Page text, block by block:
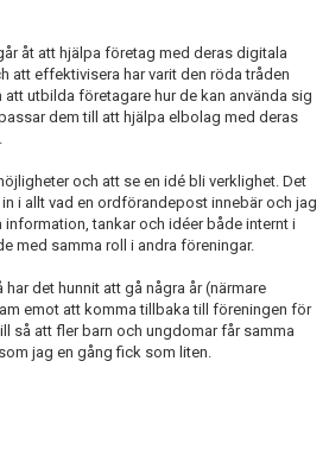
åt att hjälpa företag med deras digitala
att effektivisera har varit den röda tråden
att utbilda företagare hur de kan använda sig
dem till att hjälpa elbolag med deras
och att se en idé bli verklighet. Det
i allt vad en ordförandepost innebär och jag
information, tankar och idéer både internt i
med samma roll i andra föreningar.
det hunnit att gå några år (närmare
emot att komma tillbaka till föreningen för
så att fler barn och ungdomar får samma
jag en gång fick som liten.